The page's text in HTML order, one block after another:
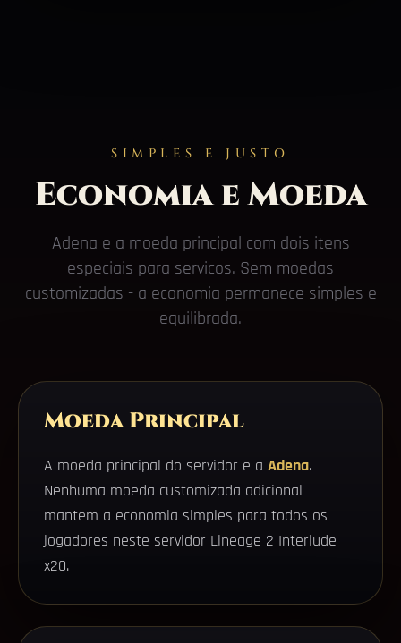
SIMPLES E JUSTO
Economia e Moeda
Adena e a moeda principal com dois itens
especiais para servicos. Sem moedas
customizadas - a economia permanece simples e
equilibrada.
Moeda Principal
A moeda principal do servidor e a Adena.
Nenhuma moeda customizada adicional
mantem a economia simples para todos os
jogadores neste servidor Lineage 2 Interlude
x20.